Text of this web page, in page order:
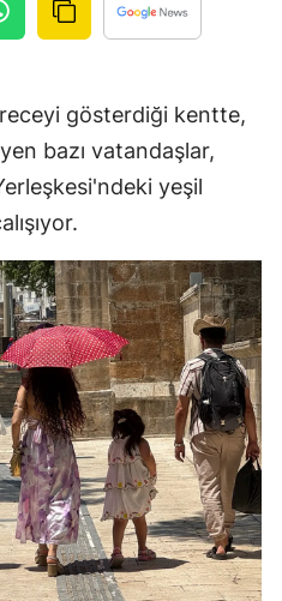
Çankırı
Denizli
Diyarbakır
Elazığ
Erzincan
Erzurum
Eskişehir
Gaziantep
Giresun
Gümüşhane
gösterdiği kentte,
bazı vatandaşlar,
yeşil